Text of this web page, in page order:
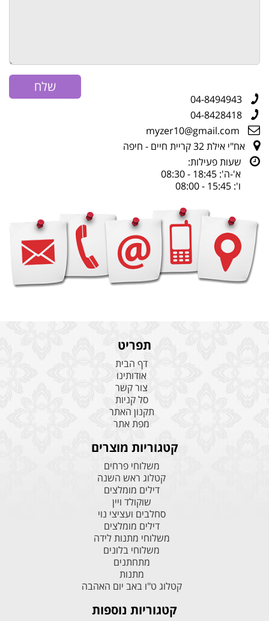
04-8494943
04-8428418
myzer10@gmail.com
אח"י אילת 32 קריית חיים - חיפה
שעות פעילות:
א'-ה': 18:45 - 08:30
ו': 15:45 - 08:00
תפריט
דף הבית
אודותינו
צור קשר
סל קניות
תקנון האתר
מפת אתר
קטגוריות מוצרים
משלוחי פרחים
קטלוג ראש השנה
דילים מומלצים
שוקולד ויין
סחלבים ועציצי נוי
דילים מומלצים
משלוחי מתנות לידה
משלוחי בלונים
מתחתנים
מתנות
קטלוג ט"ו באב יום האהבה
קטגוריות נוספות